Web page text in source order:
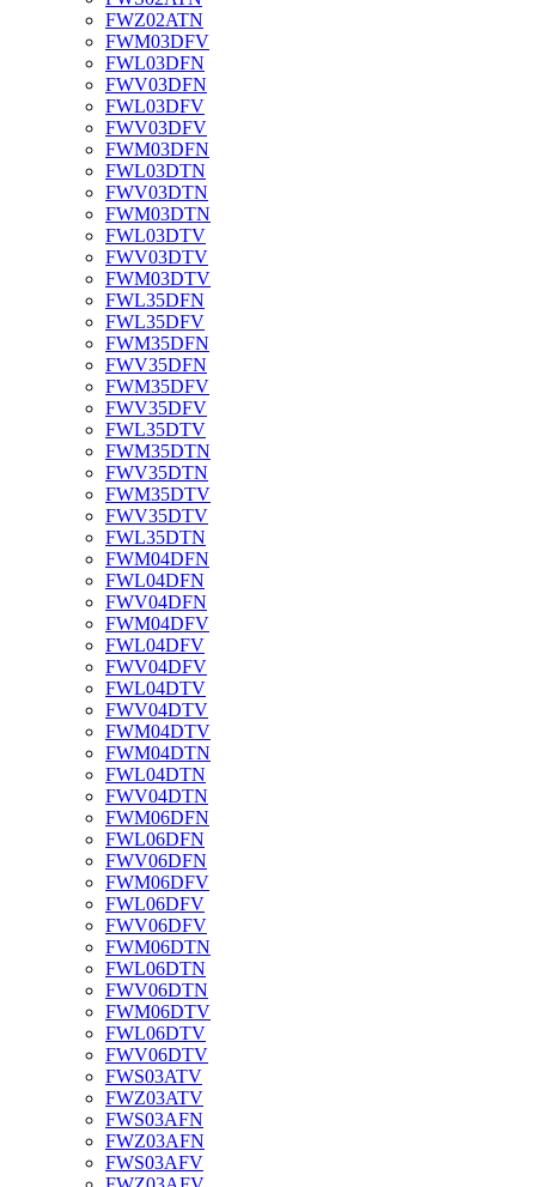
FWZ02ATN
FWM03DFV
FWL03DFN
FWV03DFN
FWL03DFV
FWV03DFV
FWM03DFN
FWL03DTN
FWV03DTN
FWM03DTN
FWL03DTV
FWV03DTV
FWM03DTV
FWL35DFN
FWL35DFV
FWM35DFN
FWV35DFN
FWM35DFV
FWV35DFV
FWL35DTV
FWM35DTN
FWV35DTN
FWM35DTV
FWV35DTV
FWL35DTN
FWM04DFN
FWL04DFN
FWV04DFN
FWM04DFV
FWL04DFV
FWV04DFV
FWL04DTV
FWV04DTV
FWM04DTV
FWM04DTN
FWL04DTN
FWV04DTN
FWM06DFN
FWL06DFN
FWV06DFN
FWM06DFV
FWL06DFV
FWV06DFV
FWM06DTN
FWL06DTN
FWV06DTN
FWM06DTV
FWL06DTV
FWV06DTV
FWS03ATV
FWZ03ATV
FWS03AFN
FWZ03AFN
FWS03AFV